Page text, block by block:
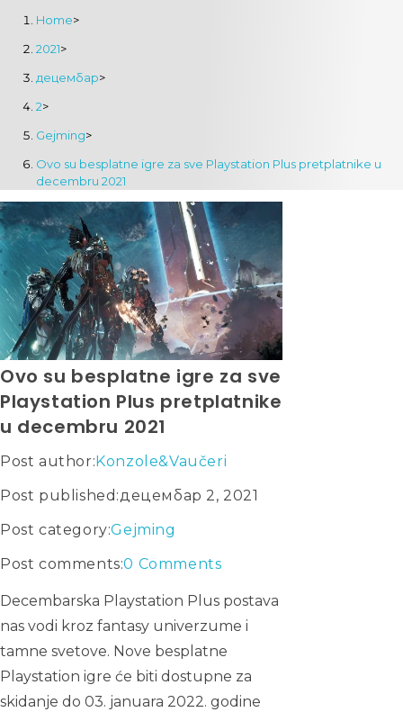
Home>
2021>
децембар>
2>
Gejming>
Ovo su besplatne igre za sve Playstation Plus pretplatnike u
decembru 2021
Ovo su besplatne igre za sve
Playstation Plus pretplatnike
u decembru 2021
Post author: Konzole&Vaučeri
Post published:децембар 2, 2021
Post category:Gejming
Post comments:0 Comments
Decembarska Playstation Plus postava
nas vodi kroz fantasy univerzume i
tamne svetove. Nove besplatne
Playstation igre će biti dostupne za
skidanje do 03. januara 2022. godine